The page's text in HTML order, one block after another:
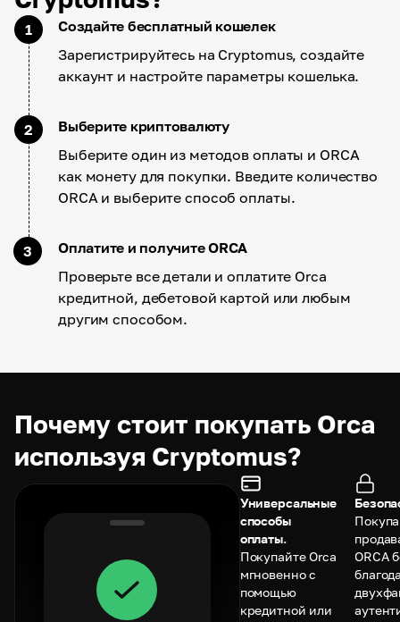
1
Создайте бесплатный кошелек
Зарегистрируйтесь на Cryptomus, создайте
аккаунт и настройте параметры кошелька.
2
Выберите криптовалюту
Выберите один из методов оплаты и ORCA
как монету для покупки. Введите количество
ORCA и выберите способ оплаты.
3
Оплатите и получите ORCA
Проверьте все детали и оплатите Orca
кредитной, дебетовой картой или любым
другим способом.
Почему стоит покупать Orca
используя Cryptomus?
Универсальные
способы
оплаты.
Покупайте Orca
мгновенно с
помощью
кредитной или
ORCA